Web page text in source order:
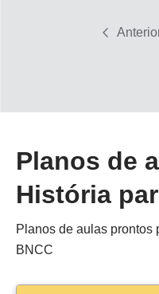
Planos de
História
Planos de aulas prontos
BNCC